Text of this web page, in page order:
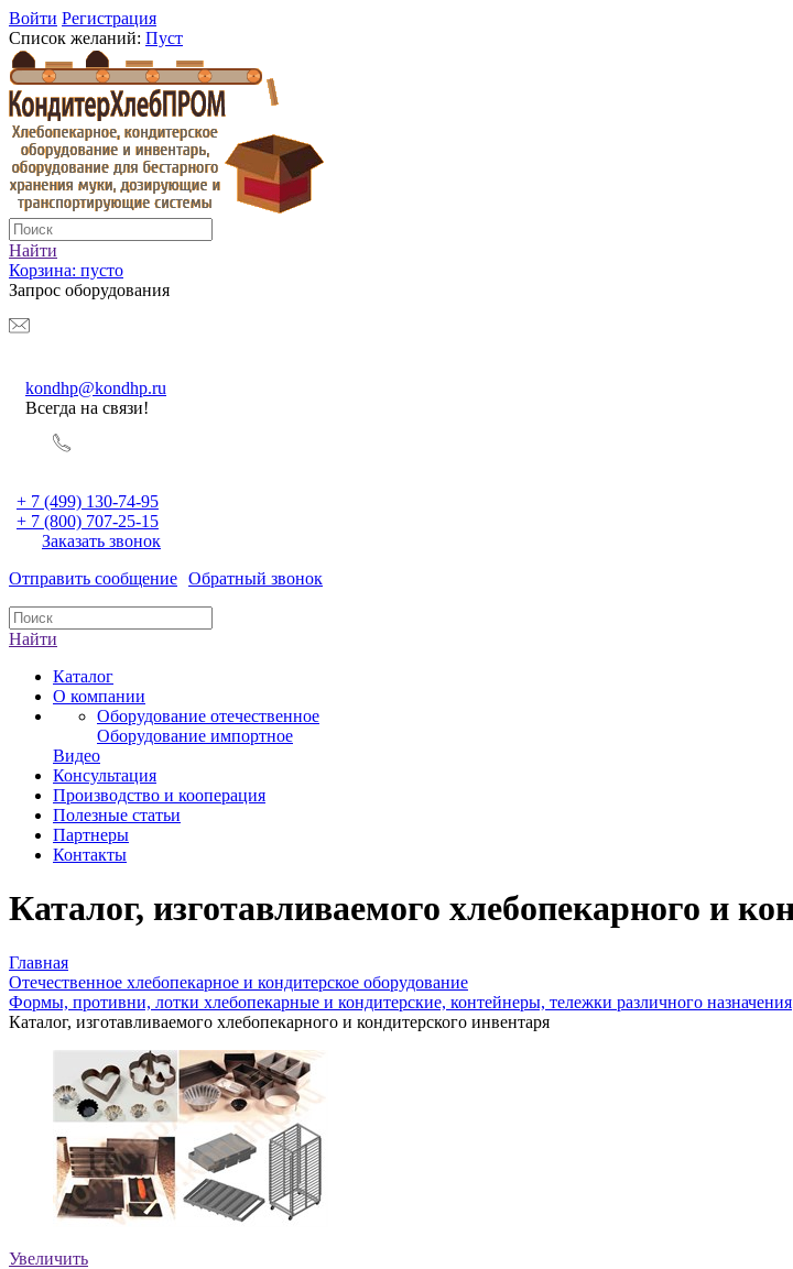
Войти Регистрация
Список желаний: Пуст
Найти
Корзина: пусто
Запрос оборудования
kondhp@kondhp.ru
Всегда на связи!
+ 7 (499) 130-74-95
+ 7 (800) 707-25-15
Заказать звонок
Отправить сообщение Обратный звонок
Найти
Каталог
О компании
Оборудование отечественное
Оборудование импортное
Видео
Консультация
Производство и кооперация
Полезные статьи
Партнеры
Контакты
Каталог, изготавливаемого хлебопекарного и
Главная
Отечественное хлебопекарное и кондитерское оборудование
Формы, противни, лотки хлебопекарные и кондитерские, контейнеры, тележки различного назначения
Каталог, изготавливаемого хлебопекарного и кондитерского инвентаря
Увеличить